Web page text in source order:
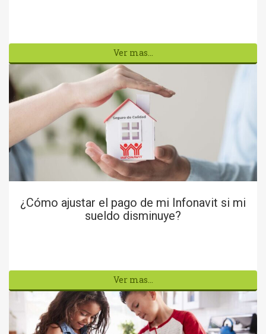
Ver mas...
¿Cómo ajustar el pago de mi Infonavit si mi
sueldo disminuye?
Ver mas...